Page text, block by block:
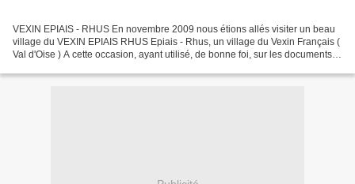
VEXIN EPIAIS - RHUS En novembre 2009 nous étions allés visiter un beau
village du VEXIN EPIAIS RHUS Epiais - Rhus, un village du Vexin Français (
Val d'Oise ) A cette occasion, ayant utilisé, de bonne foi, sur les documents